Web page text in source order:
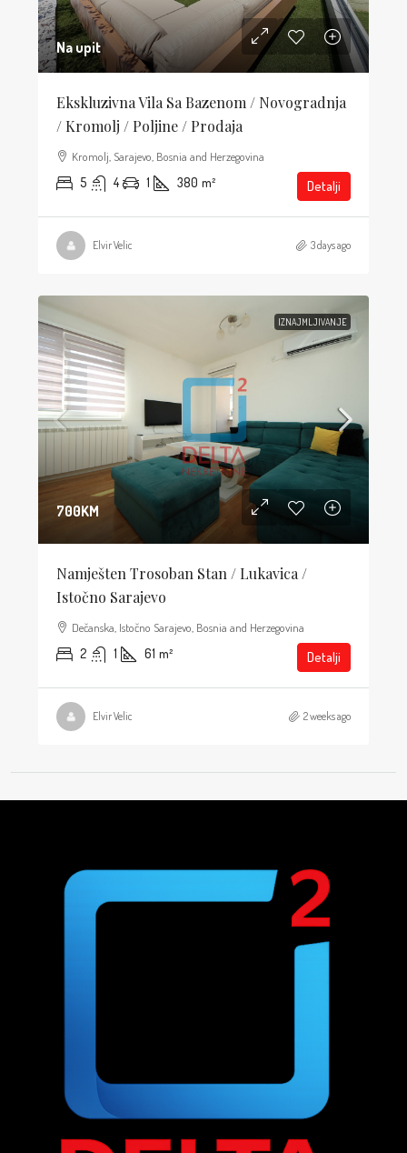
Na upit
Ekskluzivna Vila Sa Bazenom / Novogradnja
/ Kromolj / Poljine / Prodaja
Kromolj, Sarajevo, Bosnia and Herzegovina
5 4 1 380 m² Detalji
Elvir Velic 3 days ago
IZNAJMLJIVANJE
700KM
Namješten Trosoban Stan / Lukavica /
Istočno Sarajevo
Dečanska, Istočno Sarajevo, Bosnia and Herzegovina
2 1 61 m² Detalji
Elvir Velic 2 weeks ago